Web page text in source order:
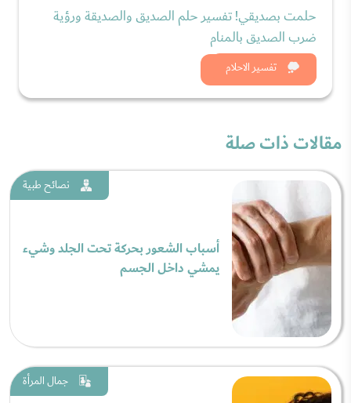
تفسير الاحلام
حلمت بصديقي! تفسير حلم الصديق والصديقة ورؤية
ضرب الصديق بالمنام
شاهد الان
مقالات ذات صلة
نصائح طبية
أسباب الشعور بحركة تحت الجلد وشيء
يمشي داخل الجسم
جمال المرأة